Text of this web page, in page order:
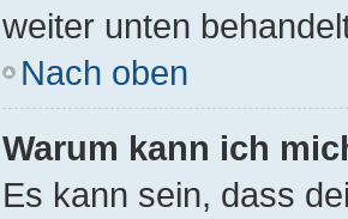
weiter unten
Nach oben
Warum kann ich
Es kann sein, dass